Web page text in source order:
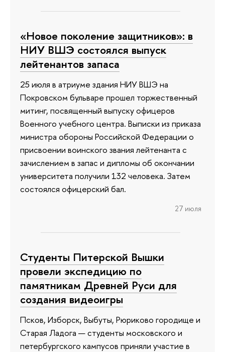
«Новое поколение защитников»: в
НИУ ВШЭ состоялся выпуск
лейтенантов запаса
25 июля в атриуме здания НИУ ВШЭ на
Покровском бульваре прошел торжественный
митинг, посвященный выпуску офицеров
Военного учебного центра. Выписки из приказа
министра обороны Российской Федерации о
присвоении воинского звания лейтенанта с
зачислением в запас и дипломы об окончании
университета получили 132 человека. Затем
состоялся офицерский бал.
27 июля
Студенты Питерской Вышки
провели экспедицию по
памятникам Древней Руси для
создания видеоигры
Псков, Изборск, Выбуты, Рюриково городище и
Старая Ладога — студенты московского и
петербургского кампусов приняли участие в